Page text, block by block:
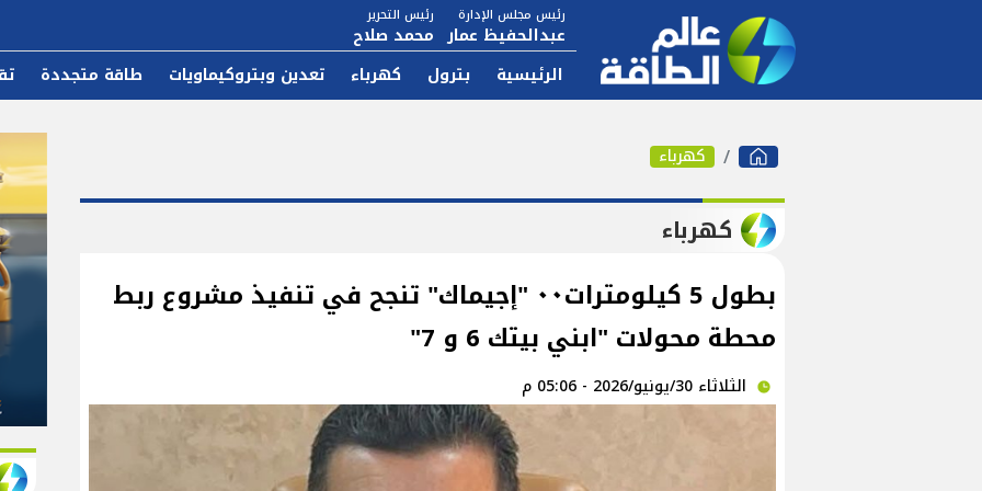
رئيس مجلس الإدارة
عبدالحفيظ عمار
رئيس التحرير
محمد صلاح
الرئيسية بترول كهرباء تعدين وبتروكيماويات طاقة متجددة
كهرباء
كهرباء
بطول 5 كيلومترات٠٠ "إجيماك" تنجح في تنفيذ مشروع ربط
محطة محولات "ابني بيتك 6 و 7"
الثلاثاء 30/يونيو/2026 - 05:06 م